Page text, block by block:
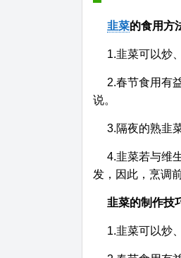
韭菜的食用方
1.韭菜可以炒
2.春节食用有
说。
3.隔夜的熟韭
4.韭菜若与维
发，因此，烹调
韭菜的制作技
1.韭菜可以炒